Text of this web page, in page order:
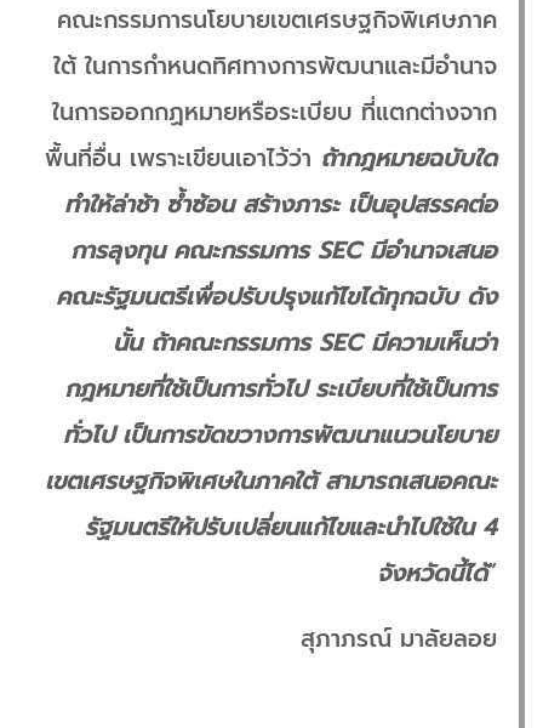
คณะกรรมการนโยบายเขตเศรษฐกิจพิเศษภาค
ใต้ ในการกำหนดทิศทางการพัฒนาและมีอำนาจ
ในการออกกฏหมายหรือระเบียบ ที่แตกต่างจาก
พื้นที่อื่น เพราะเขียนเอาไว้ว่า ถ้ากฎหมายฉบับใด
ทำให้ล่าช้า ซ้ำซ้อน สร้างภาระ เป็นอุปสรรคต่อ
การลุงทุน คณะกรรมการ SEC มีอำนาจเสนอ
คณะรัฐมนตรีเพื่อปรับปรุงแก้ไขได้ทุกฉบับ ดัง
นั้น ถ้าคณะกรรมการ SEC มีความเห็นว่า
กฎหมายที่ใช้เป็นการทั่วไป ระเบียบที่ใช้เป็นการ
ทั่วไป เป็นการขัดขวางการพัฒนาแนวนโยบาย
เขตเศรษฐกิจพิเศษในภาคใต้ สามารถเสนอคณะ
รัฐมนตรีให้ปรับเปลี่ยนแก้ไขและนำไปใช้ใน 4
จังหวัดนี้ได้”
สุภาภรณ์ มาลัยลอย